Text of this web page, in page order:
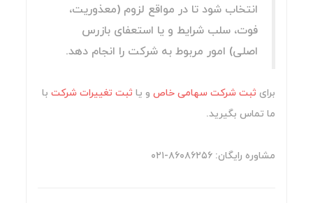
انتخاب شود تا در مواقع لزوم (معذوریت،
فوت، سلب شرایط و یا استعفای بازرس
اصلی) امور مربوط به شرکت را انجام دهد.
برای ثبت شرکت سهامی خاص و یا ثبت تغییرات شرکت با
ما تماس بگیرید.
مشاوره رایگان: ۸۶۰۸۶۲۵۶-۰۲۱